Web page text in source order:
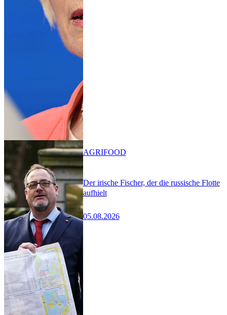
Der irische Fischer, der die russische Flotte
aufhielt
05.08.2026
AGRIFOOD